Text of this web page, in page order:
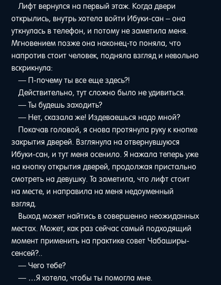
Лифт вернулся на первый этаж. Когда двери
открылись, внутрь хотела войти Ибуки-сан – она
уткнулась в телефон, и потому не заметила меня.
Мгновением позже она наконец-то поняла, что
напротив стоит человек, подняла взгляд и невольно
вскрикнула:
— П-почему ты все еще здесь?!
Действительно, тут сложно было не удивиться.
— Ты будешь заходить?
— Нет, сказала же! Издеваешься надо мной?
Покачав головой, я снова протянула руку к кнопке
закрытия дверей. Взглянула на отвернувшуюся
Ибуки-сан, и тут меня осенило. Я нажала теперь уже
на кнопку открытия дверей, продолжая пристально
смотреть на девушку. Та заметила, что лифт стоит
на месте, и направила на меня недоуменный
взгляд.
Выход может найтись в совершенно неожиданных
местах. Может, как раз сейчас самый подходящий
момент применить на практике совет Чабаширы-
сенсей?..
— Чего тебе?
— …Я хотела, чтобы ты помогла мне.